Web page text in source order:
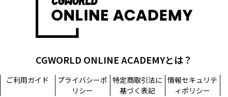
CGWORLD ONLINE ACADEMYとは？
ご利用ガイド
プライバシーポ
リシー
特定商取引法に
基づく表記
情報セキュリテ
ィポリシー